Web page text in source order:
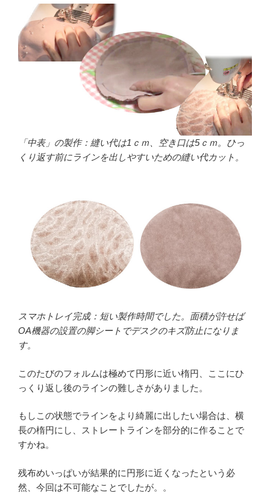
「中表」の製作：縫い代は1ｃｍ、空き口は5ｃｍ。ひっ
くり返す前にラインを出しやすいための縫い代カット。
スマホトレイ完成：短い製作時間でした。面積が許せば
OA機器の設置の脚シートでデスクのキズ防止になりま
す。
このたびのフォルムは極めて円形に近い楕円、ここにひ
っくり返し後のラインの難しさがありました。
もしこの状態でラインをより綺麗に出したい場合は、横
長の楕円にし、ストレートラインを部分的に作ることで
すかね。
残布めいっぱいが結果的に円形に近くなったという必
然、今回は不可能なことでしたが。。